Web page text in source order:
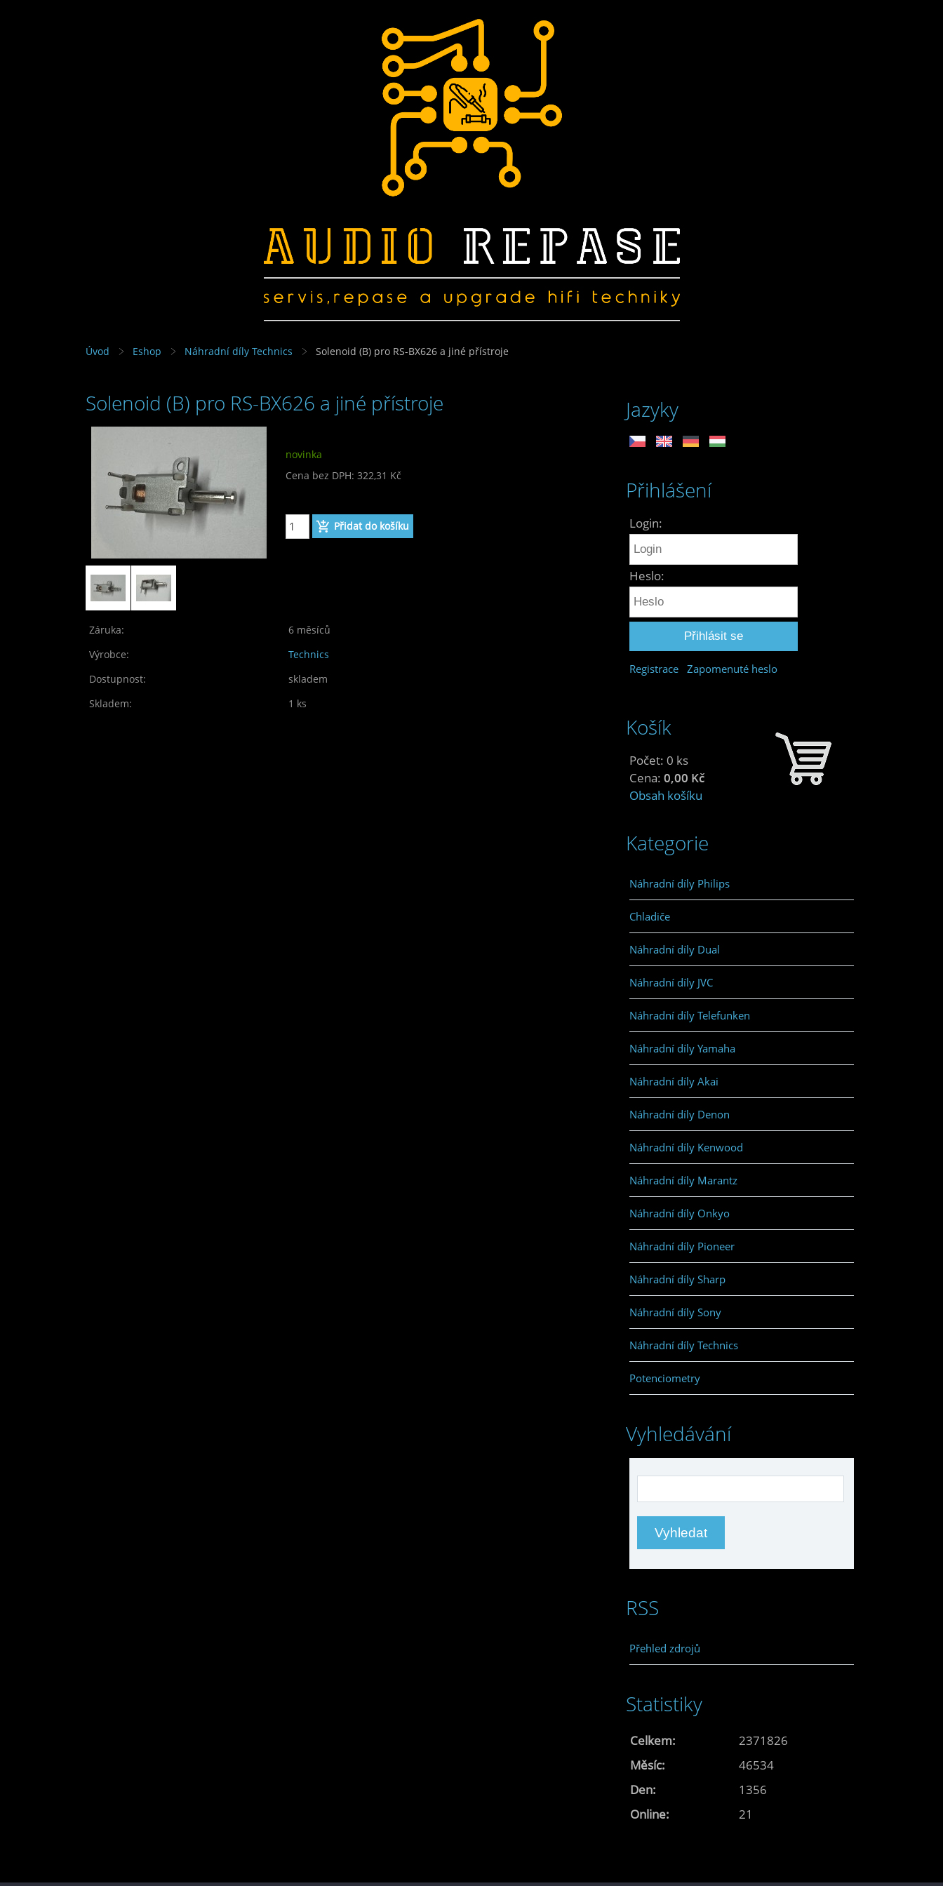
Úvod Eshop Náhradní díly Technics Solenoid (B) pro RS-BX626 a jiné přístroje
Solenoid (B) pro RS-BX626 a jiné přístroje
novinka
Cena bez DPH: 322,31 Kč
Záruka:
6 měsíců
Výrobce:
Technics
Dostupnost:
skladem
Skladem:
1 ks
Jazyky
Přihlášení
Login:
Heslo:
Registrace Zapomenuté heslo
Košík
Počet: 0 ks
Cena: 0,00 Kč
Obsah košíku
Kategorie
Náhradní díly Philips
Chladiče
Náhradní díly Dual
Náhradní díly JVC
Náhradní díly Telefunken
Náhradní díly Yamaha
Náhradní díly Akai
Náhradní díly Denon
Náhradní díly Kenwood
Náhradní díly Marantz
Náhradní díly Onkyo
Náhradní díly Pioneer
Náhradní díly Sharp
Náhradní díly Sony
Náhradní díly Technics
Potenciometry
Vyhledávání
RSS
Přehled zdrojů
Statistiky
Online: 21
Celkem:
2371826
Měsíc:
46534
Den:
1356